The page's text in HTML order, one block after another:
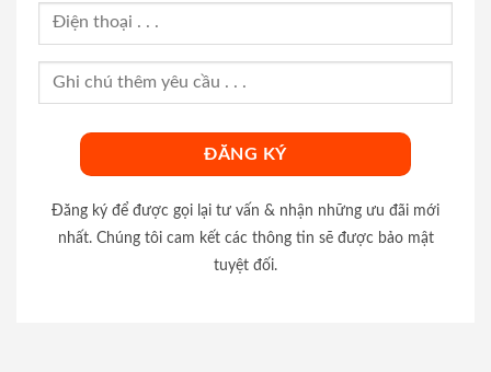
Đăng ký để được gọi lại tư vấn & nhận những ưu đãi mới
nhất. Chúng tôi cam kết các thông tin sẽ được bảo mật
tuyệt đối.